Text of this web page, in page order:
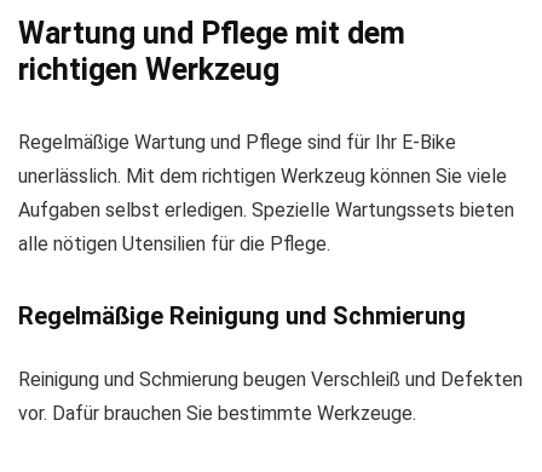
Wartung und Pflege mit dem
richtigen Werkzeug
Regelmäßige Wartung und Pflege sind für Ihr E-Bike
unerlässlich. Mit dem richtigen Werkzeug können Sie viele
Aufgaben selbst erledigen. Spezielle Wartungssets bieten
alle nötigen Utensilien für die Pflege.
Regelmäßige Reinigung und Schmierung
Reinigung und Schmierung beugen Verschleiß und Defekten
vor. Dafür brauchen Sie bestimmte Werkzeuge.